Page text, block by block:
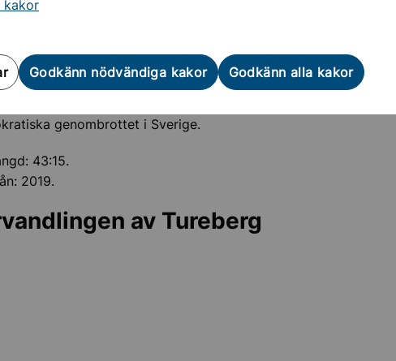
kakor
Godkänn nödvändiga kakor Godkänn alla kakor
december 1918 beslutade riksdagen att allmän och lika
genombrottet i Sverige.
43:15.
2019.
av Tureberg